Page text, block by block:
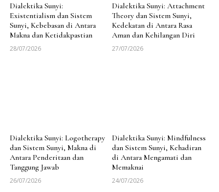
Dialektika Sunyi:
Existentialism dan Sistem
Sunyi, Kebebasan di Antara
Makna dan Ketidakpastian
28/07/2026
Dialektika Sunyi: Attachment
Theory dan Sistem Sunyi,
Kedekatan di Antara Rasa
Aman dan Kehilangan Diri
27/07/2026
Dialektika Sunyi: Logotherapy
dan Sistem Sunyi, Makna di
Antara Penderitaan dan
Tanggung Jawab
26/07/2026
Dialektika Sunyi: Mindfulness
dan Sistem Sunyi, Kehadiran
di Antara Mengamati dan
Memaknai
24/07/2026